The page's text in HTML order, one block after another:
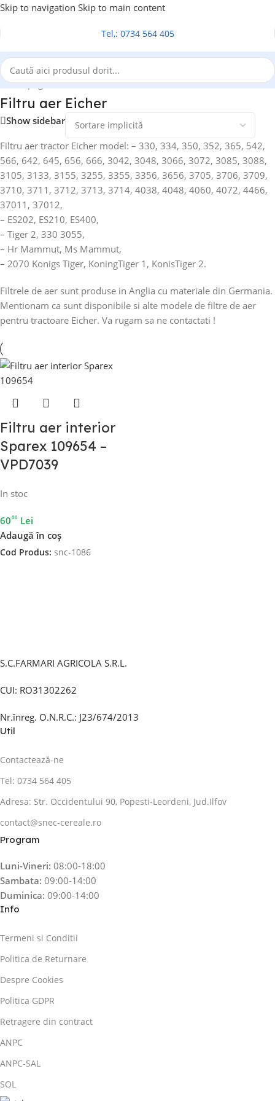
Skip to navigation Skip to main content
Tel,: 0734 564 405
Prima pagină/Filtre tractoare/Filtru aer/Filtru aer Eicher
Filtru aer Eicher
Show sidebar
Filtru aer tractor Eicher model: – 330, 334, 350, 352, 365, 542,
566, 642, 645, 656, 666, 3042, 3048, 3066, 3072, 3085, 3088,
3105, 3133, 3155, 3255, 3355, 3356, 3656, 3705, 3706, 3709,
3710, 3711, 3712, 3713, 3714, 4038, 4048, 4060, 4072, 4466,
37011, 37012,
– ES202, ES210, ES400,
– Tiger 2, 330 3055,
– Hr Mammut, Ms Mammut,
– 2070 Konigs Tiger, KoningTiger 1, KonisTiger 2.
Filtrele de aer sunt produse in Anglia cu materiale din Germania.
Mentionam ca sunt disponibile si alte modele de filtre de aer
pentru tractoare Eicher. Va rugam sa ne contactati !
Filtru aer interior
Sparex 109654 –
VPD7039
In stoc
6000 Lei
Adaugă în coș
Cod Produs: snc-1086
S.C.FARMARI AGRICOLA S.R.L.
CUI: RO31302262
Nr.înreg. O.N.R.C.: J23/674/2013
Util
Contactează-ne
Tel: 0734 564 405
Adresa: Str. Occidentului 90, Popesti-Leordeni, Jud.Ilfov
contact@snec-cereale.ro
Program
Luni-Vineri: 08:00-18:00
Sambata: 09:00-14:00
Duminica: 09:00-14:00
Info
Termeni si Conditii
Politica de Returnare
Despre Cookies
Politica GDPR
Retragere din contract
ANPC
ANPC-SAL
SOL